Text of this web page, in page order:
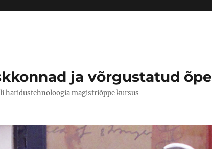
ja võrgustatud õpe
haridustehnoloogia magistriõppe kursus